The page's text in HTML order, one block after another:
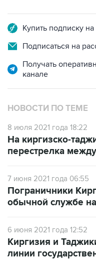
Подписаться на
Получать
НОВОСТИ ПО ТЕМЕ
8 июля 2021 года 18:22
перестрелка
7 июня 2021 года 06:55
обычной службе на
6 июня 2021 года 12:52
линии